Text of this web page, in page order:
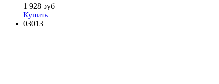
1 928 руб
Купить
03013